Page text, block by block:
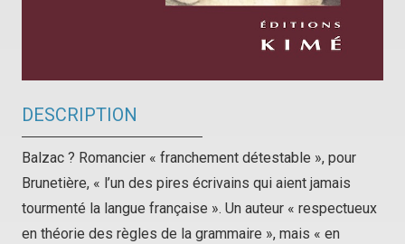
DESCRIPTION
Balzac ? Romancier « franchement détestable », pour
Brunetière, « l’un des pires écrivains qui aient jamais
tourmenté la langue française ». Un auteur « respectueux
en théorie des règles de la grammaire », mais « en